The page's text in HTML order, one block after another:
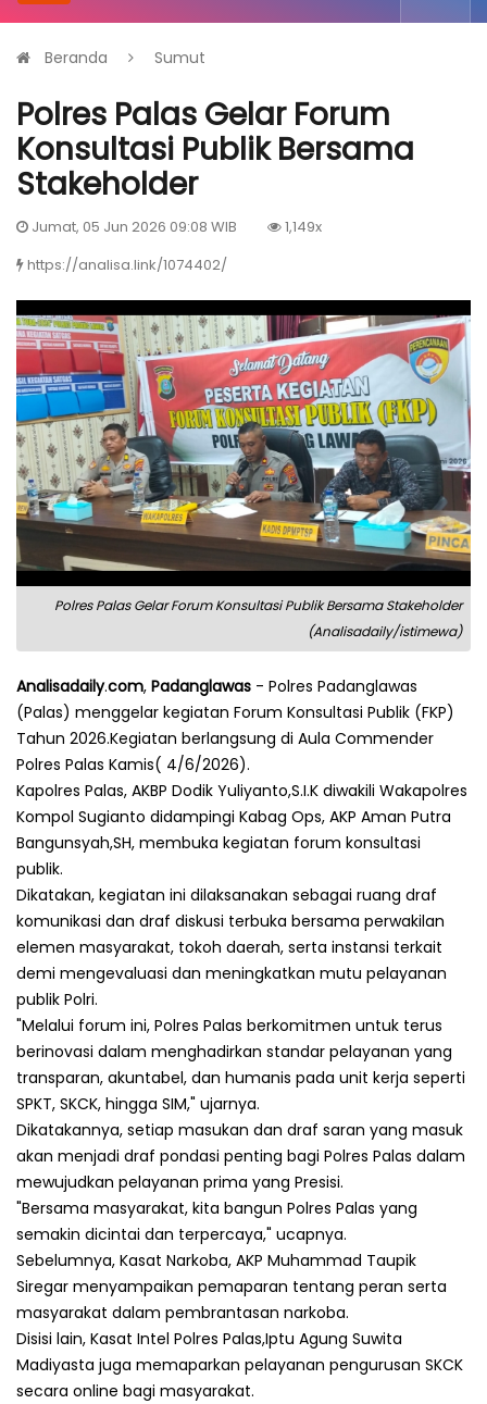
Beranda Sumut
Polres Palas Gelar Forum
Konsultasi Publik Bersama
Stakeholder
Jumat, 05 Jun 2026 09:08 WIB
1,149x
https://analisa.link/1074402/
Polres Palas Gelar Forum Konsultasi Publik Bersama Stakeholder
(Analisadaily/istimewa)
Analisadaily.com, Padanglawas - Polres Padanglawas
(Palas) menggelar kegiatan Forum Konsultasi Publik (FKP)
Tahun 2026.Kegiatan berlangsung di Aula Commender
Polres Palas Kamis( 4/6/2026).
Kapolres Palas, AKBP Dodik Yuliyanto,S.I.K diwakili Wakapolres
Kompol Sugianto didampingi Kabag Ops, AKP Aman Putra
Bangunsyah,SH, membuka kegiatan forum konsultasi
publik.
Dikatakan, kegiatan ini dilaksanakan sebagai ruang draf
komunikasi dan draf diskusi terbuka bersama perwakilan
elemen masyarakat, tokoh daerah, serta instansi terkait
demi mengevaluasi dan meningkatkan mutu pelayanan
publik Polri.
"Melalui forum ini, Polres Palas berkomitmen untuk terus
berinovasi dalam menghadirkan standar pelayanan yang
transparan, akuntabel, dan humanis pada unit kerja seperti
SPKT, SKCK, hingga SIM," ujarnya.
Dikatakannya, setiap masukan dan draf saran yang masuk
akan menjadi draf pondasi penting bagi Polres Palas dalam
mewujudkan pelayanan prima yang Presisi.
"Bersama masyarakat, kita bangun Polres Palas yang
semakin dicintai dan terpercaya," ucapnya.
Sebelumnya, Kasat Narkoba, AKP Muhammad Taupik
Siregar menyampaikan pemaparan tentang peran serta
masyarakat dalam pembrantasan narkoba.
Disisi lain, Kasat Intel Polres Palas,Iptu Agung Suwita
Madiyasta juga memaparkan pelayanan pengurusan SKCK
secara online bagi masyarakat.